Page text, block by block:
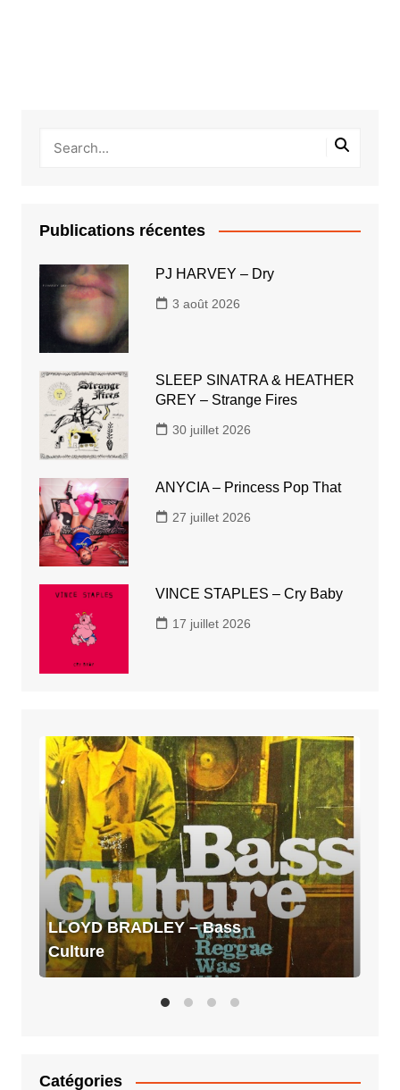
Publications récentes
PJ HARVEY – Dry
3 août 2026
SLEEP SINATRA & HEATHER
GREY – Strange Fires
30 juillet 2026
ANYCIA – Princess Pop That
27 juillet 2026
VINCE STAPLES – Cry Baby
17 juillet 2026
LLOYD
BRADLEY
–
Bass
Culture
LLOYD BRADLEY – Bass
Culture
Catégories